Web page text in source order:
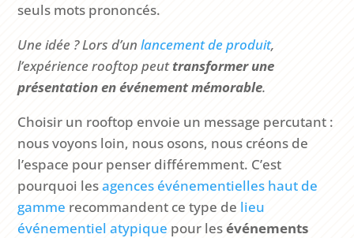
seuls mots prononcés.
Une idée ? Lors d’unlancement de produit,
l’expérience rooftop peuttransformer une
présentation en événement mémorable.
Choisir un rooftop envoie un message percutant :
nous voyons loin, nous osons, nous créons de
l’espace pour penser différemment. C’est
pourquoi lesagences événementielles haut de
gamme recommandent ce type de lieu
événementiel atypique pour lesévénements